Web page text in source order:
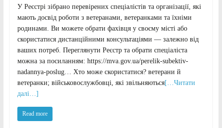
У Реєстрі зібрано перевірених спеціалістів та організації, які
мають досвід роботи з ветеранами, ветеранками та їхніми
родинами. Ви можете обрати фахівця у своєму місті або
скористатися дистанційними консультаціями — залежно від
ваших потреб. Переглянути Реєстр та обрати спеціаліста
можна за посиланням: https://mva.gov.ua/perelik-subektiv-
nadannya-poslug… Хто може скористатися? ветерани й
ветеранки; військовослужбовці, які звільняються[…Читати
далі…]
Read more